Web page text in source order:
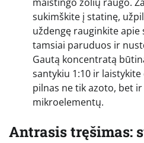
maistingo žolių raugo.
sukimškite į statinę,
uždengę rauginkite apie
tamsiai paruduos ir
Gautą koncentratą
santykiu 1:10 ir laistykite
pilnas ne tik azoto, bet ir
mikroelementų.
Antrasis tręšimas: